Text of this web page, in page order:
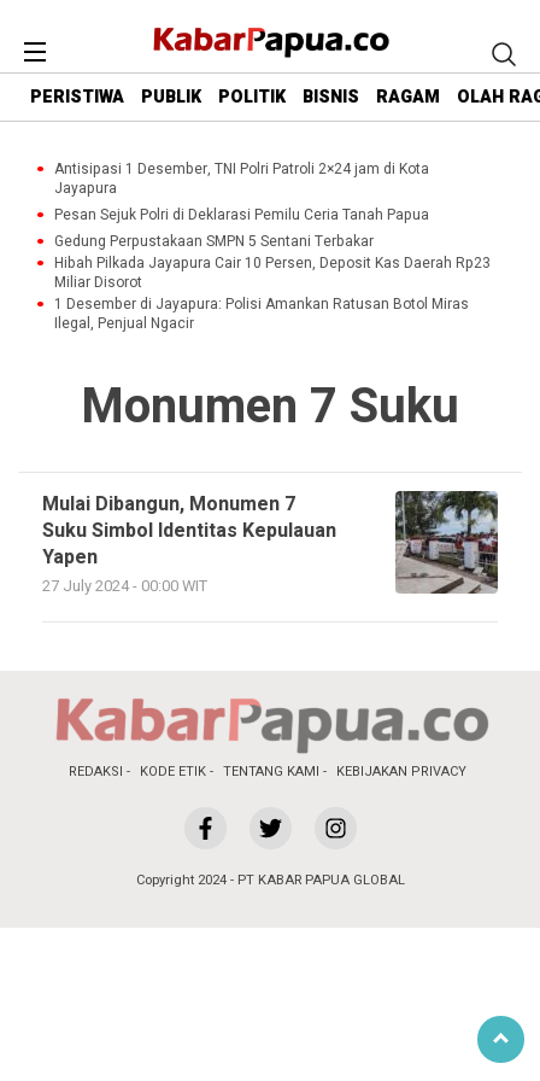
PERISTIWA PUBLIK POLITIK BISNIS RAGAM OLAH
Antisipasi 1 Desember, TNI Polri Patroli 2×24 jam di Kota
Jayapura
Pesan Sejuk Polri di Deklarasi Pemilu Ceria Tanah Papua
Gedung Perpustakaan SMPN 5 Sentani Terbakar
Hibah Pilkada Jayapura Cair 10 Persen, Deposit Kas Daerah Rp23
Miliar Disorot
1 Desember di Jayapura: Polisi Amankan Ratusan Botol Miras
Ilegal, Penjual Ngacir
Monumen 7 Suku
Mulai Dibangun, Monumen 7
Suku Simbol Identitas Kepulauan
Yapen
27 July 2024 - 00:00 WIT
REDAKSI KODE ETIK TENTANG KAMI KEBIJAKAN PRIVACY
Copyright 2024 - PT KABAR PAPUA GLOBAL